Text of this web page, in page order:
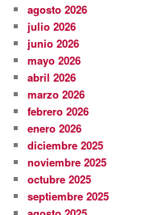
agosto 2026
julio 2026
junio 2026
mayo 2026
abril 2026
marzo 2026
febrero 2026
enero 2026
diciembre 2025
noviembre 2025
octubre 2025
septiembre 2025